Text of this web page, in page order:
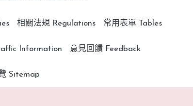
相關法規 Regulations 常用表單 Tables
Information 意見回饋 Feedback
Sitemap